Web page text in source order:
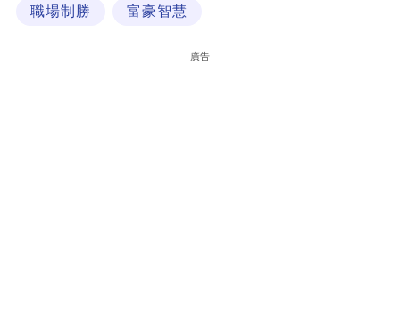
職場制勝 富豪智慧
廣告